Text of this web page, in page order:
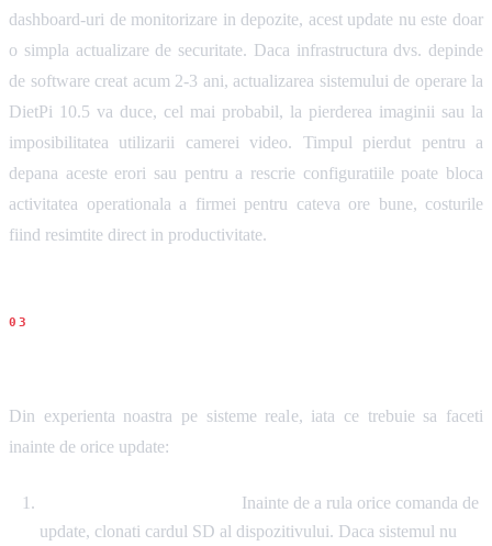
dashboard-uri de monitorizare in depozite, acest update nu este doar
o simpla actualizare de securitate. Daca infrastructura dvs. depinde
de software creat acum 2-3 ani, actualizarea sistemului de operare la
DietPi 10.5 va duce, cel mai probabil, la pierderea imaginii sau la
imposibilitatea utilizarii camerei video. Timpul pierdut pentru a
depana aceste erori sau pentru a rescrie configuratiile poate bloca
activitatea operationala a firmei pentru cateva ore bune, costurile
fiind resimtite direct in productivitate.
Din experienta noastra pe sisteme reale, iata ce trebuie sa faceti
inainte de orice update:
Inainte de a rula orice comanda de
update, clonati cardul SD al dispozitivului. Daca sistemul nu